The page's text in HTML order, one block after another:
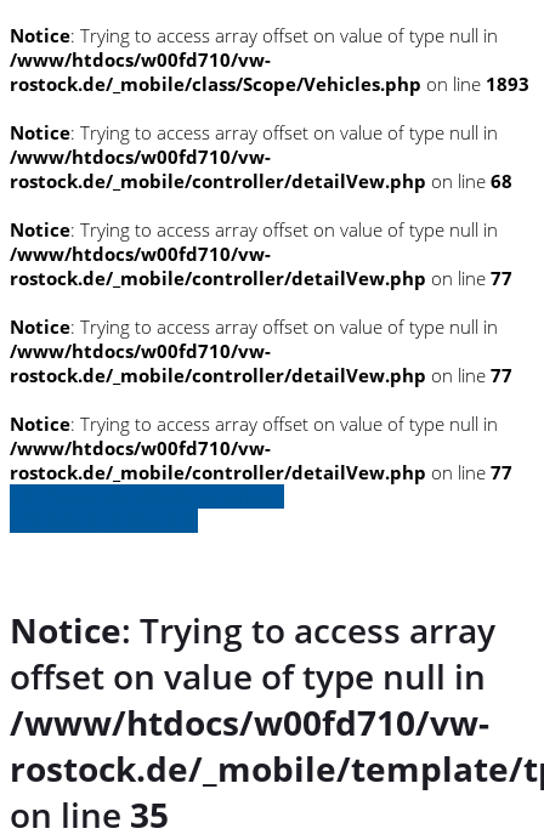
Notice: Trying to access array offset on value of type null in
/www/htdocs/w00fd710/vw-
rostock.de/_mobile/class/Scope/Vehicles.php on line 1893
Notice: Trying to access array offset on value of type null in
/www/htdocs/w00fd710/vw-
rostock.de/_mobile/controller/detailVew.php on line 68
Notice: Trying to access array offset on value of type null in
/www/htdocs/w00fd710/vw-
rostock.de/_mobile/controller/detailVew.php on line 77
Notice: Trying to access array offset on value of type null in
/www/htdocs/w00fd710/vw-
rostock.de/_mobile/controller/detailVew.php on line 77
Notice: Trying to access array offset on value of type null in
/www/htdocs/w00fd710/vw-
rostock.de/_mobile/controller/detailVew.php on line 77
Notice: Trying to access array
offset on value of type null in
/www/htdocs/w00fd710/vw-
rostock.de/_mobile/template/
on line 35